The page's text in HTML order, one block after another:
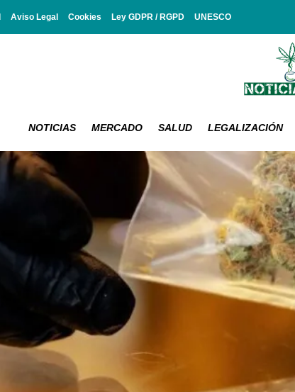
Aviso Legal Cookies Ley GDPR / RGPD UNESCO
NOTICIAS MERCADO SALUD LEGALIZACIÓN